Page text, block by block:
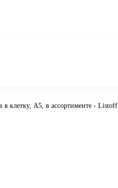
в клетку, А5, в ассортименте - Listoff